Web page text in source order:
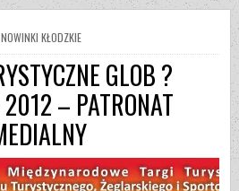
NOWINKI KŁODZKIE
GLOB ?
2012 – PATRONAT